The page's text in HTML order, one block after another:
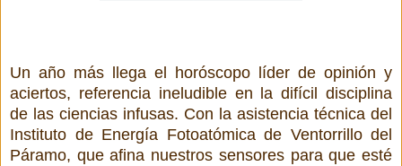
Un año más llega el horóscopo líder de opinión y
aciertos, referencia ineludible en la difícil disciplina
de las ciencias infusas. Con la asistencia técnica del
Instituto de Energía Fotoatómica de Ventorrillo del
Páramo, que afina nuestros sensores para que esté